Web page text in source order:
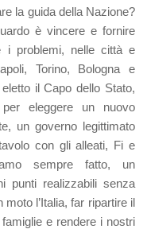
la guida della Nazione?
è vincere e fornire
i problemi, nelle città e
Torino, Bologna e
il Capo dello Stato,
eleggere un nuovo
un governo legittimato
con gli alleati, Fi e
sempre fatto, un
punti realizzabili senza
moto l’Italia, far ripartire il
e rendere i nostri